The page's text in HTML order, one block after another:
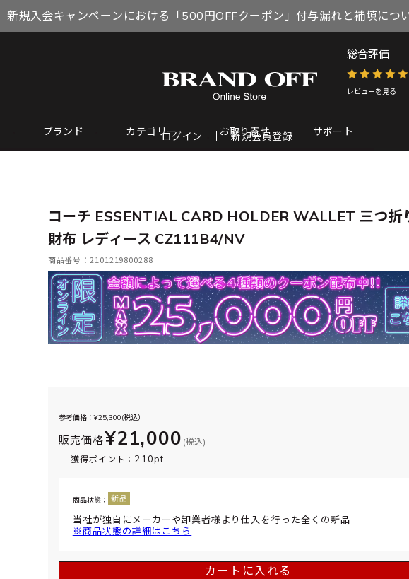
新規入会キャンペーンにおける「500円OFFクーポン」付与漏れと補填につ
総合評価
レビューを見る
ブランド カテゴリー お取り寄せ サポート
ログイン 新規会員登録
コーチ ESSENTIAL CARD HOLDER WALLET 三つ折
財布 レディース CZ111B4/NV
商品番号：2101219800288
参考価格：¥25,300(税込）
販売価格¥21,000 (税込)
獲得ポイント： 210pt
商品状態：
当社が独自にメーカーや卸業者様より仕入を行った全くの新品
※商品状態の詳細はこちら
カートに入れる